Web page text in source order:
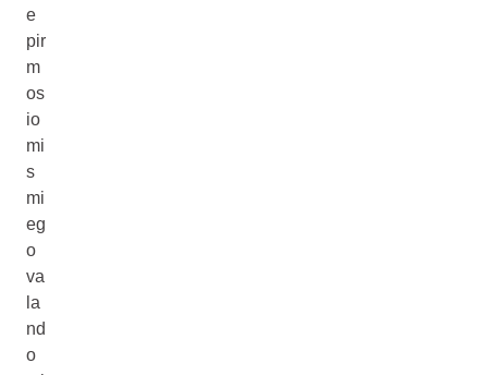
e
pir
m
os
io
mi
s
mi
eg
o
va
la
nd
o